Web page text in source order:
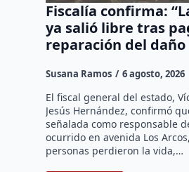
Fiscalía confirma:
ya salió libre tras
reparación del daño
Susana Ramos 6 agosto, 2026
El fiscal general del estado,
Jesús Hernández, confirmó
señalada como responsable
ocurrido en avenida Los
personas perdieron la vida,…